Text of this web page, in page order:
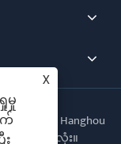
Hanghou Hanghou
းများအားလုံး။
X
မှု